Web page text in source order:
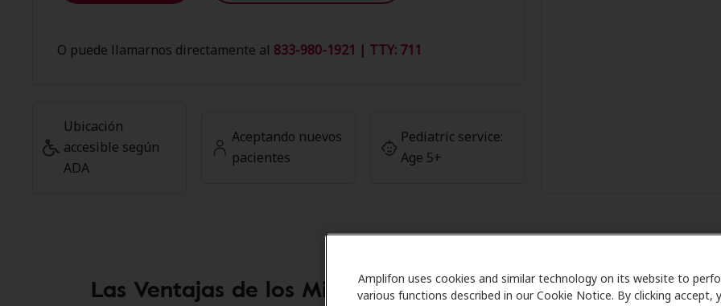
Amplifon uses cookies and similar technology on its website to
various functions described in our Cookie Notice. By clicking accept,
O puede llamarnos directamente al 833-980-1921 | TTY: 711
Ubicación
accesible según
ADA
Aceptando nuevos
pacientes
Pediatric service:
Age 5+
Las Ventajas de los Miembros de Amplifon en Alexandria